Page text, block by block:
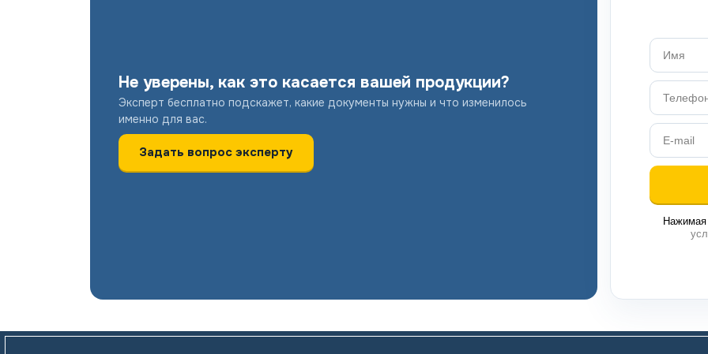
Не уверены, как это касается вашей продукции?
Эксперт бесплатно подскажет, какие документы нужны и что изменилось
именно для вас.
Задать вопрос эксперту
Нажимая